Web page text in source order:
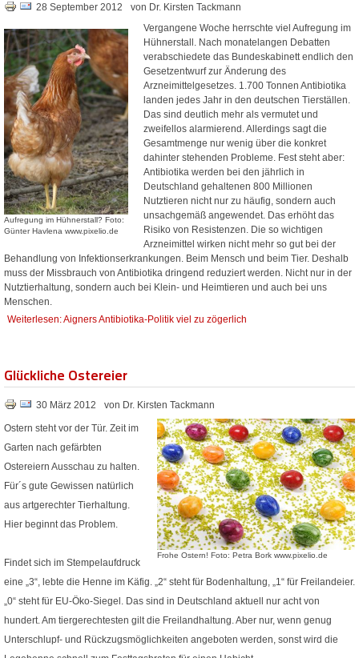
28 September 2012 von Dr. Kirsten Tackmann
Aufregung im Hühnerstall? Foto:
Günter Havlena www.pixelio.de
Vergangene Woche herrschte viel Aufregung im
Hühnerstall. Nach monatelangen Debatten
verabschiedete das Bundeskabinett endlich den
Gesetzentwurf zur Änderung des
Arzneimittelgesetzes. 1.700 Tonnen Antibiotika
landen jedes Jahr in den deutschen Tierställen.
Das sind deutlich mehr als vermutet und
zweifellos alarmierend. Allerdings sagt die
Gesamtmenge nur wenig über die konkret
dahinter stehenden Probleme. Fest steht aber:
Antibiotika werden bei den jährlich in
Deutschland gehaltenen 800 Millionen
Nutztieren nicht nur zu häufig, sondern auch
unsachgemäß angewendet. Das erhöht das
Risiko von Resistenzen. Die so wichtigen
Arzneimittel wirken nicht mehr so gut bei der
Behandlung von Infektionserkrankungen. Beim Mensch und beim Tier. Deshalb
muss der Missbrauch von Antibiotika dringend reduziert werden. Nicht nur in der
Nutztierhaltung, sondern auch bei Klein- und Heimtieren und auch bei uns
Menschen.
Weiterlesen: Aigners Antibiotika-Politik viel zu zögerlich
Glückliche Ostereier
30 März 2012 von Dr. Kirsten Tackmann
Frohe Ostern! Foto: Petra Bork www.pixelio.de
Ostern steht vor der Tür. Zeit im
Garten nach gefärbten
Ostereiern Ausschau zu halten.
Für´s gute Gewissen natürlich
aus artgerechter Tierhaltung.
Hier beginnt das Problem.
Findet sich im Stempelaufdruck
eine „3“, lebte die Henne im Käfig. „2“ steht für Bodenhaltung, „1“ für Freilandeier.
„0“ steht für EU-Öko-Siegel. Das sind in Deutschland aktuell nur acht von
hundert. Am tiergerechtesten gilt die Freilandhaltung. Aber nur, wenn genug
Unterschlupf- und Rückzugsmöglichkeiten angeboten werden, sonst wird die